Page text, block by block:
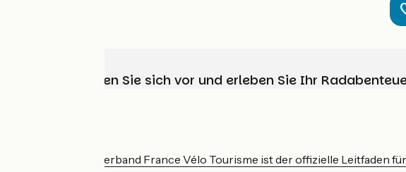
Wählen, bereiten Sie sich vor und erleben Sie Ihr
Der nationale Verband France Vélo Tourisme ist der offizielle Leitfaden